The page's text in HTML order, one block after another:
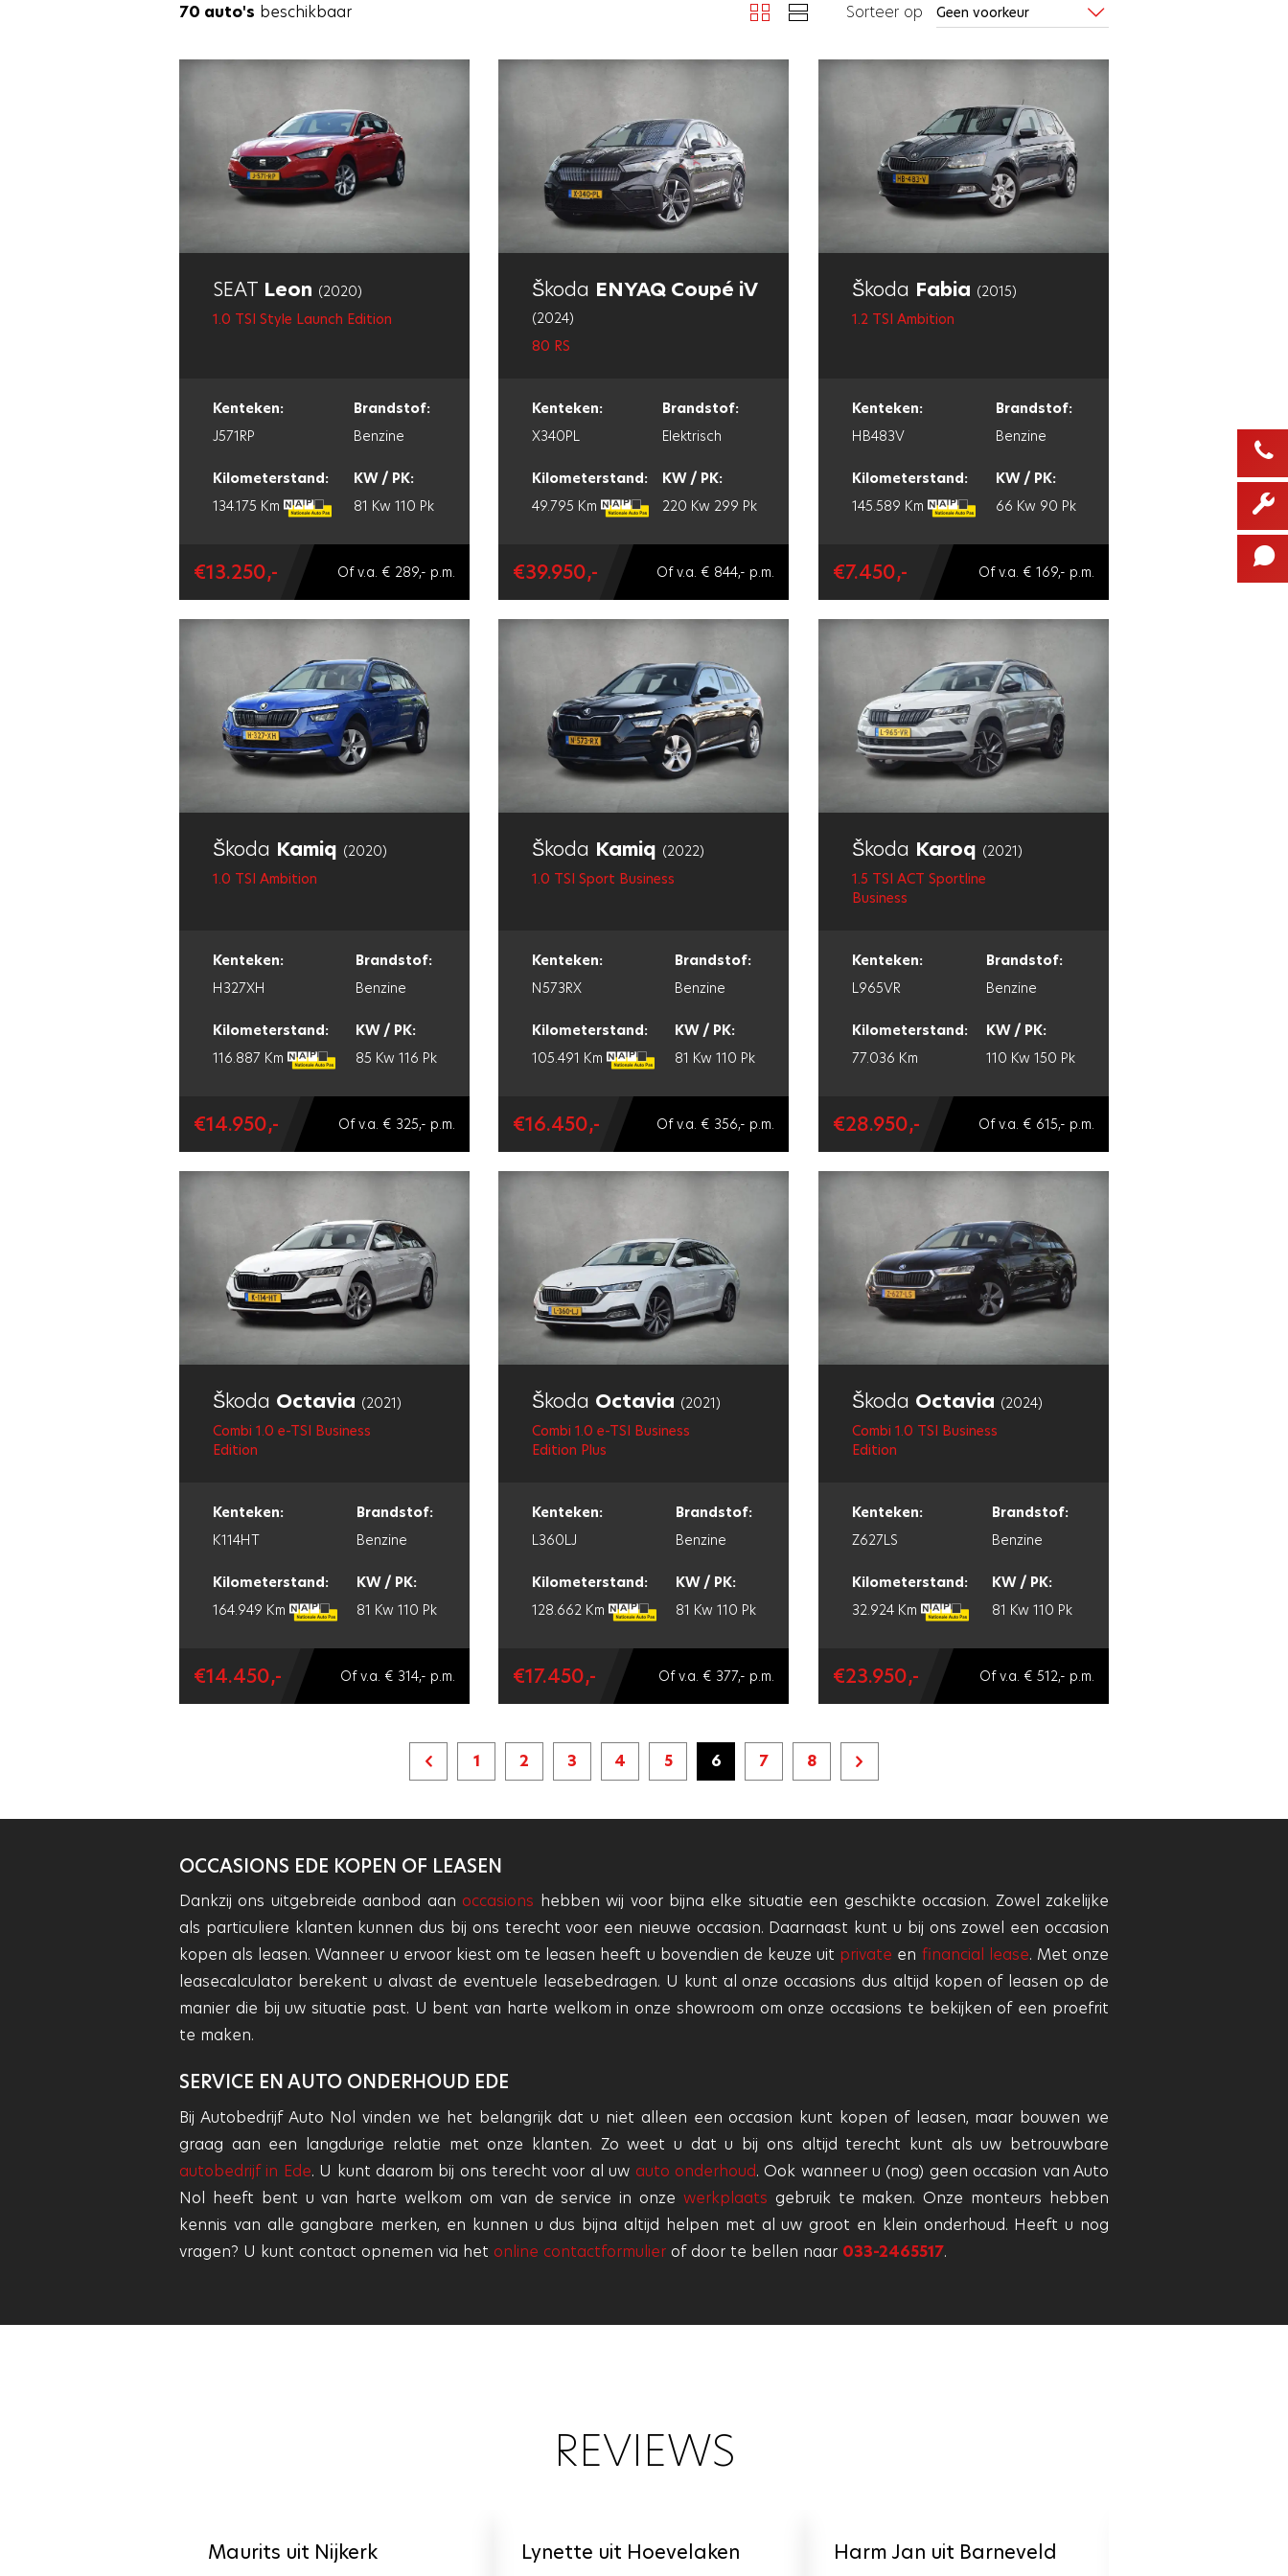
70 auto's beschikbaar Sorteer op
SEAT Leon (2020)
1.0 TSI Style Launch Edition
Kenteken:
Brandstof:
J571RP
Benzine
Kilometerstand:
KW / PK:
134.175 Km
81 Kw 110 Pk
€13.250,- Of v.a. € 289,- p.m.
Škoda ENYAQ Coupé iV
(2024)
80 RS
Kenteken:
Brandstof:
X340PL
Elektrisch
Kilometerstand:
KW / PK:
49.795 Km
220 Kw 299 Pk
€39.950,- Of v.a. € 844,- p.m.
Škoda Fabia (2015)
1.2 TSI Ambition
Kenteken:
Brandstof:
HB483V
Benzine
Kilometerstand:
KW / PK:
145.589 Km
66 Kw 90 Pk
€7.450,- Of v.a. € 169,- p.m.
Škoda Kamiq (2020)
1.0 TSI Ambition
Kenteken:
Brandstof:
H327XH
Benzine
Kilometerstand:
KW / PK:
116.887 Km
85 Kw 116 Pk
€14.950,- Of v.a. € 325,- p.m.
Škoda Kamiq (2022)
1.0 TSI Sport Business
Kenteken:
Brandstof:
N573RX
Benzine
Kilometerstand:
KW / PK:
105.491 Km
81 Kw 110 Pk
€16.450,- Of v.a. € 356,- p.m.
Škoda Karoq (2021)
1.5 TSI ACT Sportline
Business
Kenteken:
Brandstof:
L965VR
Benzine
Kilometerstand:
KW / PK:
77.036 Km
110 Kw 150 Pk
€28.950,- Of v.a. € 615,- p.m.
Škoda Octavia (2021)
Combi 1.0 e-TSI Business
Edition
Kenteken:
Brandstof:
K114HT
Benzine
Kilometerstand:
KW / PK:
164.949 Km
81 Kw 110 Pk
€14.450,- Of v.a. € 314,- p.m.
Škoda Octavia (2021)
Combi 1.0 e-TSI Business
Edition Plus
Kenteken:
Brandstof:
L360LJ
Benzine
Kilometerstand:
KW / PK:
128.662 Km
81 Kw 110 Pk
€17.450,- Of v.a. € 377,- p.m.
Škoda Octavia (2024)
Combi 1.0 TSI Business
Edition
Kenteken:
Brandstof:
Z627LS
Benzine
Kilometerstand:
KW / PK:
32.924 Km
81 Kw 110 Pk
€23.950,- Of v.a. € 512,- p.m.
Vorige
1 2 3 4 5 6 7 8
Volgende
OCCASIONS EDE KOPEN OF LEASEN
Dankzij ons uitgebreide aanbod aan occasions hebben wij voor bijna elke situatie een geschikte occasion. Zowel zakelijke
als particuliere klanten kunnen dus bij ons terecht voor een nieuwe occasion. Daarnaast kunt u bij ons zowel een occasion
kopen als leasen. Wanneer u ervoor kiest om te leasen heeft u bovendien de keuze uit private en financial lease. Met onze
leasecalculator berekent u alvast de eventuele leasebedragen. U kunt al onze occasions dus altijd kopen of leasen op de
manier die bij uw situatie past. U bent van harte welkom in onze showroom om onze occasions te bekijken of een proefrit
te maken.
SERVICE EN AUTO ONDERHOUD EDE
Bij Autobedrijf Auto Nol vinden we het belangrijk dat u niet alleen een occasion kunt kopen of leasen, maar bouwen we
graag aan een langdurige relatie met onze klanten. Zo weet u dat u bij ons altijd terecht kunt als uw betrouwbare
autobedrijf in Ede. U kunt daarom bij ons terecht voor al uw auto onderhoud. Ook wanneer u (nog) geen occasion van Auto
Nol heeft bent u van harte welkom om van de service in onze werkplaats gebruik te maken. Onze monteurs hebben
kennis van alle gangbare merken, en kunnen u dus bijna altijd helpen met al uw groot en klein onderhoud. Heeft u nog
vragen? U kunt contact opnemen via het online contactformulier of door te bellen naar 033-2465517.
REVIEWS
Maurits uit Nijkerk Lynette uit Hoevelaken Harm Jan uit Barneveld